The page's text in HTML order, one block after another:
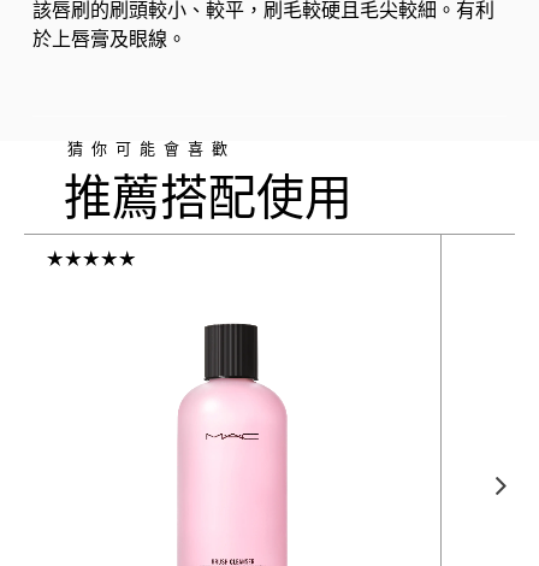
該唇刷的刷頭較小、較平，刷毛較硬且毛尖較細。有利
於上唇膏及眼線。
猜你可能會喜歡
推薦搭配使用